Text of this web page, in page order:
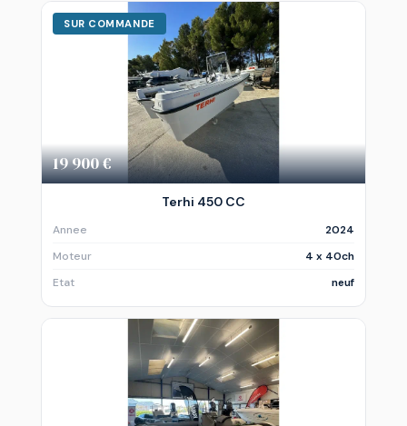
SUR COMMANDE
19 900 €
Terhi 450 CC
Annee
2024
Moteur
4 x 40ch
Etat
neuf